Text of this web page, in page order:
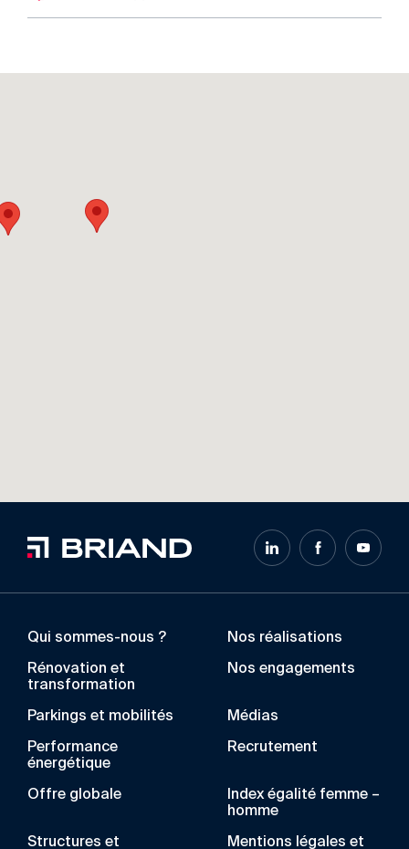
Qui sommes-nous ? Nos réalisations
Rénovation et
transformation
Nos engagements
Parkings et mobilités Médias
Performance
énergétique
Recrutement
Offre globale
Index égalité femme –
homme
Structures et Mentions légales et